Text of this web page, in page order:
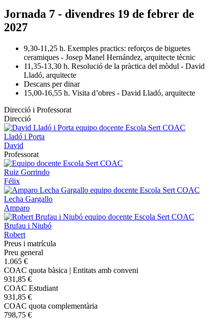
Jornada 7 - divendres 19 de febrer de
2027
9,30-11,25 h. Exemples practics: reforços de biguetes
ceramiques - Josep Manel Hernández, arquitecte tècnic
11,35-13,30 h. Resolució de la pràctica del mòdul - David
Lladó, arquitecte
Descans per dinar
15,00-16,55 h. Visita d’obres - David Lladó, arquitecte
Direcció i Professorat
Direcció
Lladó i Porta
David
Professorat
Ruiz Gorrindo
Félix
Lecha Gargallo
Amparo
Brufau i Niubó
Robert
Preus i matrícula
Preu general
1.065 €
COAC quota bàsica | Entitats amb conveni
931,85 €
COAC Estudiant
931,85 €
COAC quota complementària
798,75 €